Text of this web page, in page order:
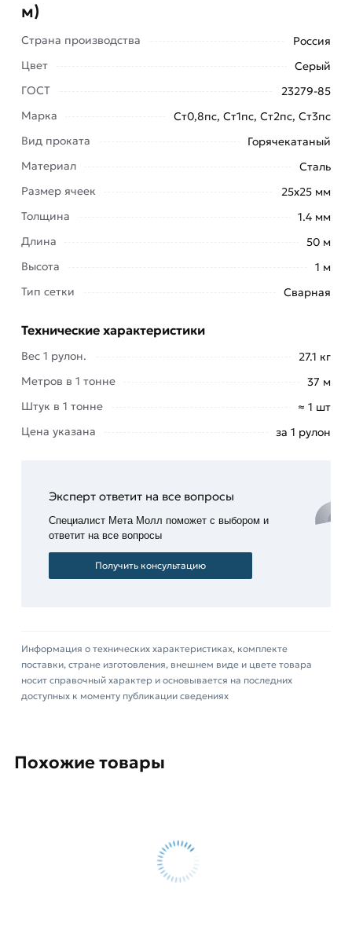
это один из наиболее популярных и
строительных работ. Без нее не обходится
осуществление ни одного проекта.
Сферы применения
для
кладки
кафеля;
увеличения
создания
ограждений
дачных и
приусадебных
вольеров
м)
Страна производства
Россия
Цвет
Серый
ГОСТ
23279-85
Марка
Ст0,8пс, Ст1пс, Ст2пс, Ст3пс
Вид проката
Горячекатаный
Материал
Сталь
Размер ячеек
25х25 мм
Толщина
1.4 мм
Длина
50 м
Высота
1 м
Тип сетки
Сварная
Технические характеристики
Вес 1 рулон.
27.1 кг
Метров в 1 тонне
37 м
Штук в 1 тонне
≈ 1 шт
Цена указана
за 1 рулон
Эксперт ответит на все вопросы
Специалист Мета Молл поможет с выбором и
ответит на все вопросы
Получить консультацию
Информация о технических характеристиках, комплекте
поставки, стране изготовления, внешнем виде и цвете товара
носит справочный характер и основывается на последних
доступных к моменту публикации сведениях
Похожие товары